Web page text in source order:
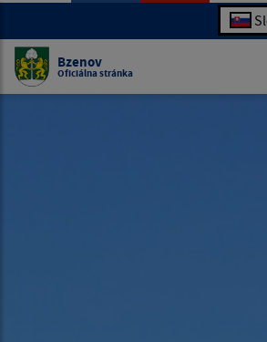
Bzenov
Oficiálna stránka